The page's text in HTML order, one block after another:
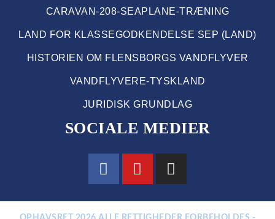
CARAVAN-208-SEAPLANE-TRÆNING
LAND FOR KLASSEGODKENDELSE SEP (LAND)
HISTORIEN OM FLENSBORGS VANDFLYVER
VANDFLYVERE-TYSKLAND
JURIDISK GRUNDLAG
SOCIALE MEDIER